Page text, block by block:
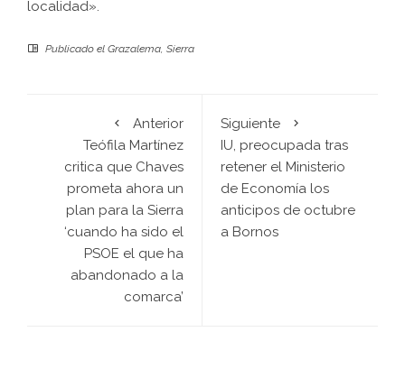
localidad».
Publicado el Grazalema, Sierra
Anterior
Teófila Martínez
critica que Chaves
prometa ahora un
plan para la Sierra
‘cuando ha sido el
PSOE el que ha
abandonado a la
comarca’
Siguiente
IU, preocupada tras
retener el Ministerio
de Economía los
anticipos de octubre
a Bornos